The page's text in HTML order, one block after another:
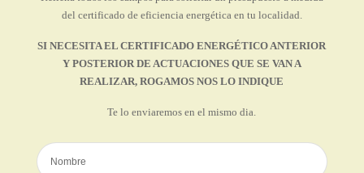
del certificado de eficiencia energética en tu localidad.
SI NECESITA EL CERTIFICADO ENERGÉTICO ANTERIOR
Y POSTERIOR DE ACTUACIONES QUE SE VAN A
REALIZAR, ROGAMOS NOS LO INDIQUE
Te lo enviaremos en el mismo dia.